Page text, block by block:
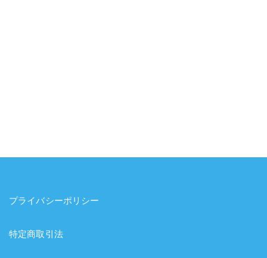
プライバシーポリシー
特定商取引法